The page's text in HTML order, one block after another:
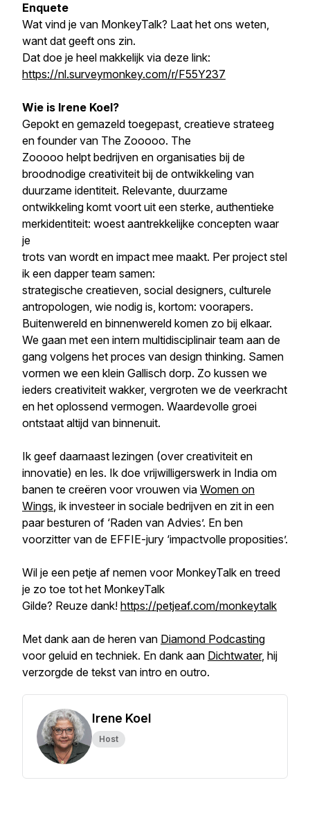
Enquete
Wat vind je van MonkeyTalk? Laat het ons weten,
want dat geeft ons zin.
Dat doe je heel makkelijk via deze link:
https://nl.surveymonkey.com/r/F55Y237
Wie is Irene Koel?
Gepokt en gemazeld toegepast, creatieve strateeg
en founder van The Zooooo. The
Zooooo helpt bedrijven en organisaties bij de
broodnodige creativiteit bij de ontwikkeling van
duurzame identiteit. Relevante, duurzame
ontwikkeling komt voort uit een sterke, authentieke
merkidentiteit: woest aantrekkelijke concepten waar
je
trots van wordt en impact mee maakt. Per project stel
ik een dapper team samen:
strategische creatieven, social designers, culturele
antropologen, wie nodig is, kortom: voorapers.
Buitenwereld en binnenwereld komen zo bij elkaar.
We gaan met een intern multidisciplinair team aan de
gang volgens het proces van design thinking. Samen
vormen we een klein Gallisch dorp. Zo kussen we
ieders creativiteit wakker, vergroten we de veerkracht
en het oplossend vermogen. Waardevolle groei
ontstaat altijd van binnenuit.
Ik geef daarnaast lezingen (over creativiteit en
innovatie) en les. Ik doe vrijwilligerswerk in India om
banen te creëren voor vrouwen via Women on
Wings, ik investeer in sociale bedrijven en zit in een
paar besturen of ‘Raden van Advies’. En ben
voorzitter van de EFFIE-jury ‘impactvolle proposities’.
Wil je een petje af nemen voor MonkeyTalk en treed
je zo toe tot het MonkeyTalk
Gilde? Reuze dank! https://petjeaf.com/monkeytalk
Met dank aan de heren van Diamond Podcasting
voor geluid en techniek. En dank aan Dichtwater, hij
verzorgde de tekst van intro en outro.
Irene Koel
Host